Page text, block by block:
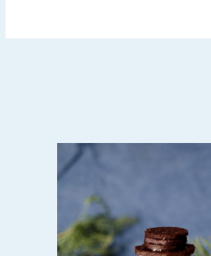
DECEMBER 21, 2020
ČOKOLADNA TORTA SA
LEŠNICIMA (VEGAN,
POSNO)